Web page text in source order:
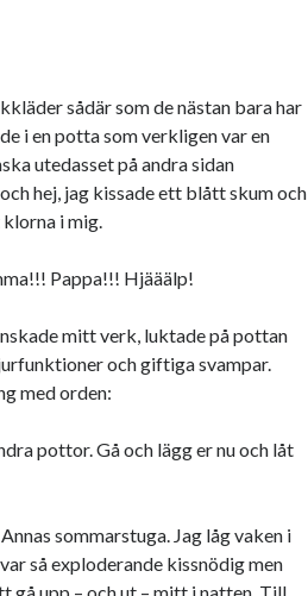
sådär som de nästan bara har
i en potta som verkligen var en
utedasset på andra sidan
hej, jag kissade ett blått skum och
i mig.
Pappa!!! Hjääälp!
mitt verk, luktade på pottan
och giftiga svampar.
med orden:
pottor. Gå och lägg er nu och låt
sommarstuga. Jag låg vaken i
så exploderande kissnödig men